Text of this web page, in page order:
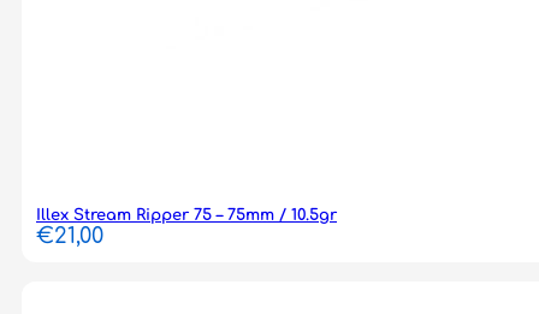
Illex Stream Ripper 75 – 75mm / 10.5gr
€21,00